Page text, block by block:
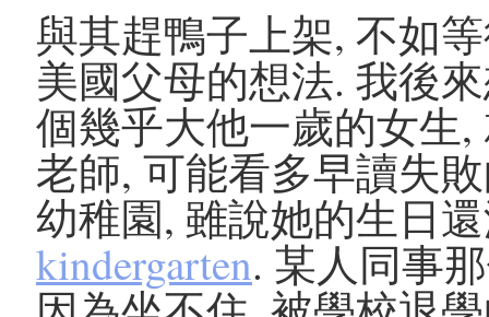
與其趕鴨子上架, 不如
美國父母的想法. 我後
個幾乎大他一歲的女生
老師, 可能看多早讀失
幼稚園, 雖說她的生日
kindergarten. 某人同事